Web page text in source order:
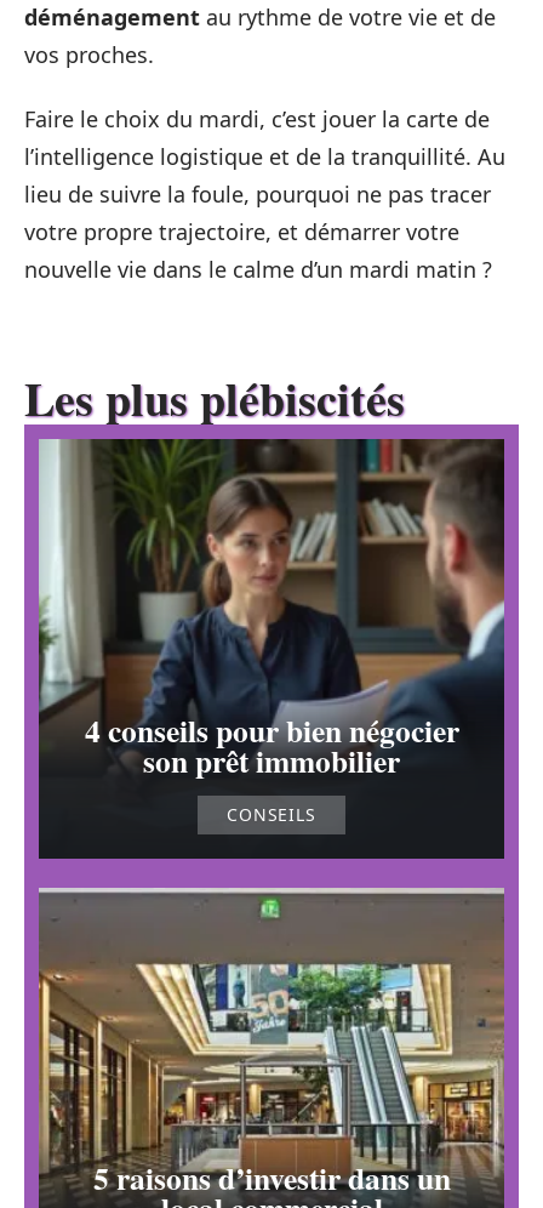
déménagement au rythme de votre vie et de
vos proches.
Faire le choix du mardi, c’est jouer la carte de
l’intelligence logistique et de la tranquillité. Au
lieu de suivre la foule, pourquoi ne pas tracer
votre propre trajectoire, et démarrer votre
nouvelle vie dans le calme d’un mardi matin ?
Les plus plébiscités
4 conseils pour bien négocier
son prêt immobilier
CONSEILS
5 raisons d’investir dans un